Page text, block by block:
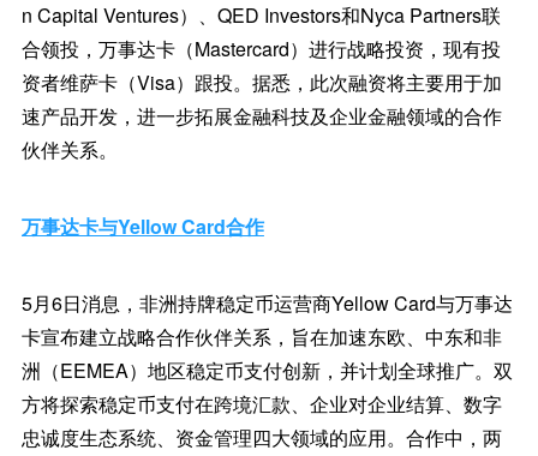
n Capital Ventures）、QED Investors和Nyca Partners联
合领投，万事达卡（Mastercard）进行战略投资，现有投
资者维萨卡（Visa）跟投。据悉，此次融资将主要用于加
速产品开发，进一步拓展金融科技及企业金融领域的合作
伙伴关系。
万事达卡与Yellow Card合作
5月6日消息，非洲持牌稳定币运营商Yellow Card与万事达
卡宣布建立战略合作伙伴关系，旨在加速东欧、中东和非
洲（EEMEA）地区稳定币支付创新，并计划全球推广。双
方将探索稳定币支付在跨境汇款、企业对企业结算、数字
忠诚度生态系统、资金管理四大领域的应用。合作中，两